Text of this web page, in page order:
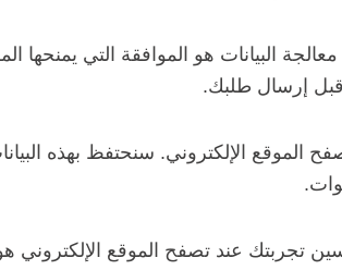
البيانات هو الموافقة التي يمنحها
قبل إرسال طلبك.
الموقع الإلكتروني. سنحتفظ بهذه
تجربتك عند تصفح الموقع الإلكتروني